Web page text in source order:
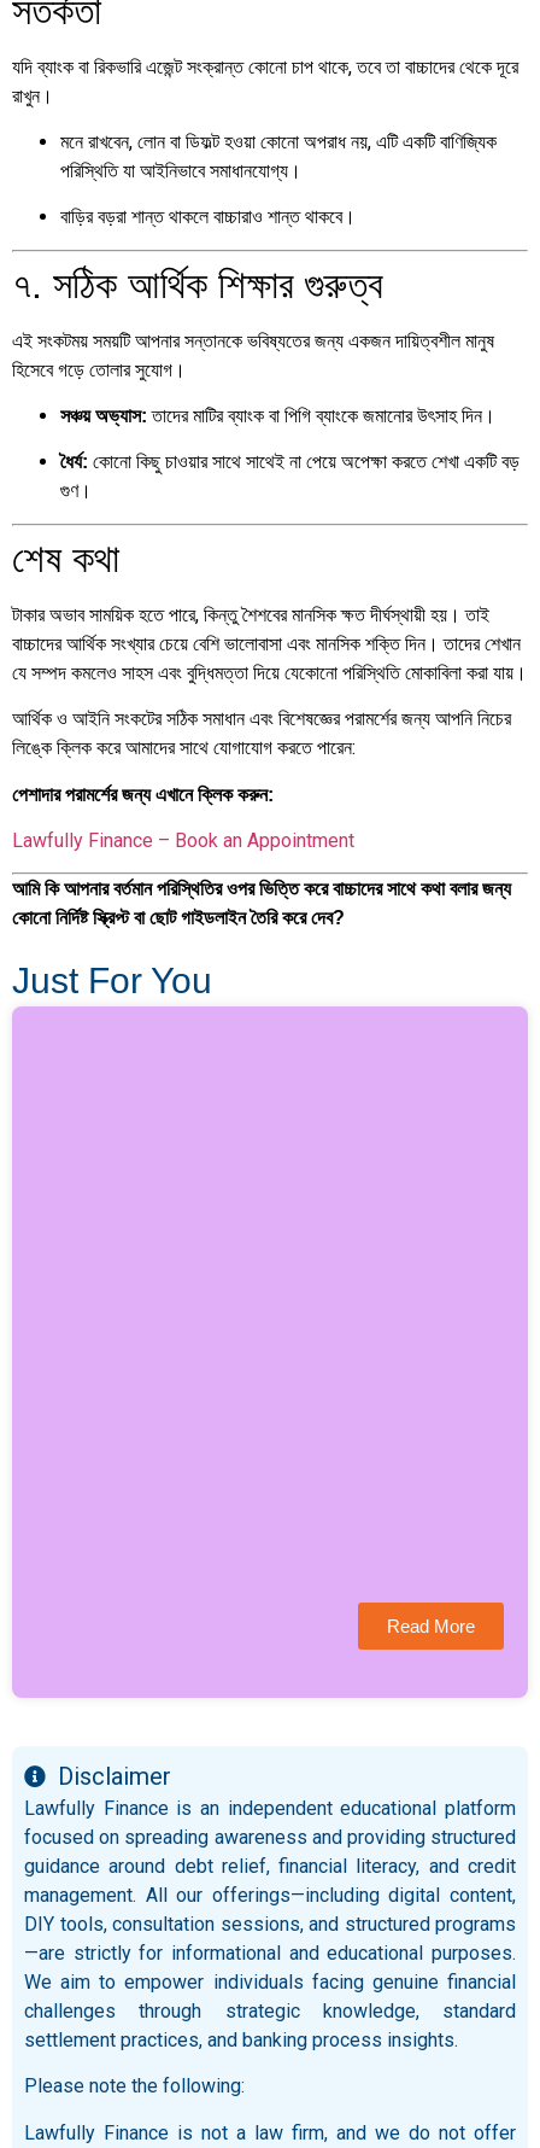
সতর্কতা
যদি ব্যাংক বা রিকভারি এজেন্ট সংক্রান্ত কোনো চাপ থাকে, তবে তা বাচ্চাদের থেকে দূরে
রাখুন।
মনে রাখবেন, লোন বা ডিফল্ট হওয়া কোনো অপরাধ নয়, এটি একটি বাণিজ্যিক
পরিস্থিতি যা আইনিভাবে সমাধানযোগ্য।
বাড়ির বড়রা শান্ত থাকলে বাচ্চারাও শান্ত থাকবে।
৭. সঠিক আর্থিক শিক্ষার গুরুত্ব
এই সংকটময় সময়টি আপনার সন্তানকে ভবিষ্যতের জন্য একজন দায়িত্বশীল মানুষ
হিসেবে গড়ে তোলার সুযোগ।
সঞ্চয় অভ্যাস: তাদের মাটির ব্যাংক বা পিগি ব্যাংকে জমানোর উৎসাহ দিন।
ধৈর্য: কোনো কিছু চাওয়ার সাথে সাথেই না পেয়ে অপেক্ষা করতে শেখা একটি বড়
গুণ।
শেষ কথা
টাকার অভাব সাময়িক হতে পারে, কিন্তু শৈশবের মানসিক ক্ষত দীর্ঘস্থায়ী হয়। তাই
বাচ্চাদের আর্থিক সংখ্যার চেয়ে বেশি ভালোবাসা এবং মানসিক শক্তি দিন। তাদের শেখান
যে সম্পদ কমলেও সাহস এবং বুদ্ধিমত্তা দিয়ে যেকোনো পরিস্থিতি মোকাবিলা করা যায়।
আর্থিক ও আইনি সংকটের সঠিক সমাধান এবং বিশেষজ্ঞের পরামর্শের জন্য আপনি নিচের
লিঙ্কে ক্লিক করে আমাদের সাথে যোগাযোগ করতে পারেন:
পেশাদার পরামর্শের জন্য এখানে ক্লিক করুন:
Lawfully Finance – Book an Appointment
আমি কি আপনার বর্তমান পরিস্থিতির ওপর ভিত্তি করে বাচ্চাদের সাথে কথা বলার জন্য
কোনো নির্দিষ্ট স্ক্রিপ্ট বা ছোট গাইডলাইন তৈরি করে দেব?
Just For You
Read More
Disclaimer
Lawfully Finance is an independent educational platform
focused on spreading awareness and providing structured
guidance around debt relief, financial literacy, and credit
management. All our offerings—including digital content,
DIY tools, consultation sessions, and structured programs
—are strictly for informational and educational purposes.
We aim to empower individuals facing genuine financial
challenges through strategic knowledge, standard
settlement practices, and banking process insights.
Please note the following:
Lawfully Finance is not a law firm, and we do not offer